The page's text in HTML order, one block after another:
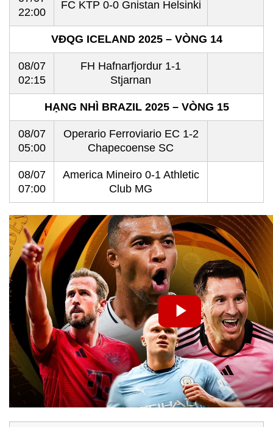
22:00
FC KTP 0-0 Gnistan Helsinki
VĐQG ICELAND 2025 – VÒNG 14
08/07
02:15
FH Hafnarfjordur 1-1
Stjarnan
HẠNG NHÌ BRAZIL 2025 – VÒNG 15
08/07
05:00
Operario Ferroviario EC 1-2
Chapecoense SC
08/07
07:00
America Mineiro 0-1 Athletic
Club MG